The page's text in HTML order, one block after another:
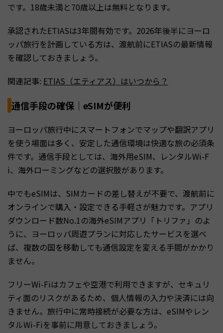
です。18歳未満と70歳以上は無料となります。
承認されたETIASは3年間有効です。2026年後半にヨーロ
ッパ旅行を計画している方は、渡航前にETIASの最新情報
を確認しておきましょう。
関連記事: ETIAS（エティアス）はいつから？
通信手段の確保｜eSIMが便利
ヨーロッパ旅行中にスマートフォンでマップや翻訳アプリ
を使う場面は多く、安定した通信環境は快適な旅の必須条
件です。通信手段としては、海外用eSIM、レンタルWi-F
i、海外ローミングなどの選択肢があります。
中でもeSIMは、SIMカードの差し替えが不要で、渡航前に
オンラインで購入・設定できる手軽さが魅力です。アプリ
ダウンロード数No.1の海外eSIMアプリ「トリファ」のよ
うに、ヨーロッパ周遊プランに対応したサービスを選べ
ば、複数の国を移動しても通信設定を変える手間がかかり
ません。
フリーWi-Fiはカフェや空港で利用できますが、セキュリ
ティ面のリスクがあるため、個人情報の入力や決済には向
きません。旅行中に常時接続が必要な方は、eSIMやレン
タルWi-Fiを事前に用意しておきましょう。